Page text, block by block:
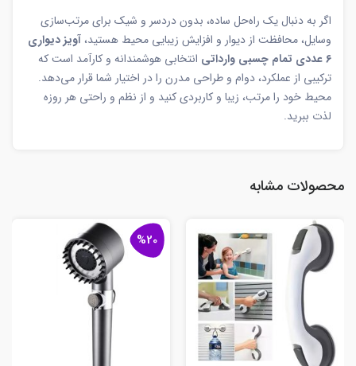
اگر به دنبال یک راه‌حل ساده، بدون دردسر و شیک برای مرتب‌سازی
وسایل، محافظت از دیوار و افزایش زیبایی محیط هستید، آویز دیواری
۶ عددی تمام چسبی وارداتی
انتخابی هوشمندانه و کارآمد است که
ترکیبی از عملکرد، دوام و طراحی مدرن را در اختیار شما قرار می‌دهد.
محیط خود را مرتب، زیبا و کاربردی کنید و از نظم و راحتی هر روزه
لذت ببرید.
محصولات مشابه
%20